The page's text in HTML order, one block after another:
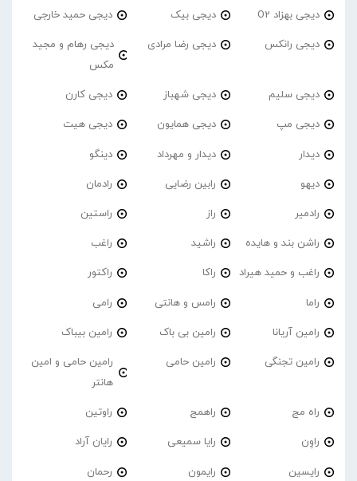
دیجی بهزاد O2 دیجی بیک دیجی حمید خارجی
دیجی رانکس دیجی رضا مرادی
دیجی رهام و مجید
مکس
دیجی سلیم دیجی شهباز دیجی کارن
دیجی مپ دیجی همایون دیجی هیت
دیدار دیدار و مهرداد دینگو
دیهو رابین رضایی رادمان
رادمیر راز راستین
راشن بند و هایده راشید راغب
راغب و حمید هیراد راکا راکتور
راما رامس و هانتی رامی
رامین آریانا رامین بی باک رامین بیباک
رامین تجنگی رامین حامی
رامین حامی و امین
هانتر
راه مج راهمج راوتین
راوِن رایا سمیعی رایان آراد
رایسین رایمون رحمان